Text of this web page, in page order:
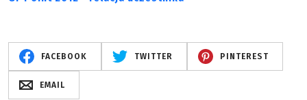
FACEBOOK TWITTER PINTEREST
EMAIL